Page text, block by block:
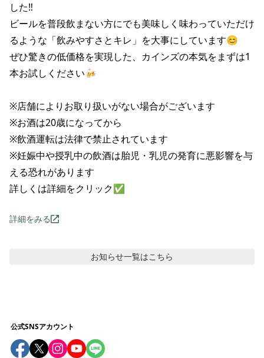
した‼️
ビールを普段飲まない方にでも美味しく味わっていただけ
るような「飲みやすさとキレ」を大事にしています😊
ぜひ驚きの低価格を実現した、カインズの本気をまずは1
本お試しください🍻
※店舗によりお取り扱いがない場合がございます
※お酒は20歳になってから
※飲酒運転は法律で禁止されています
※妊娠中や授乳中の飲酒は胎児・乳児の発育に悪影響を与
える恐れがあります
詳しくは詳細をクリック✅
詳細をみる
お知らせ一覧はこちら
公式SNSアカウント